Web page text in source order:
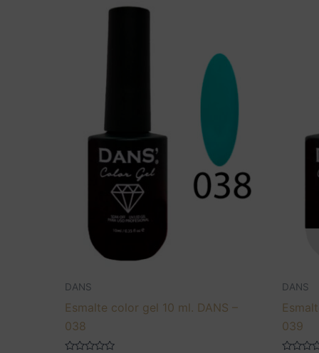
DANS
Esmalte color gel 10 ml. DANS –
038
DANS
039